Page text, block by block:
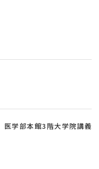
医学部本館3階大学院講義